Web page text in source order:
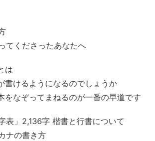
てくださったあなたへ
は
書けるようになるのでしょうか
をなぞってまねるのが一番の早道です
表」2,136字 楷書と行書について
ナの書き方